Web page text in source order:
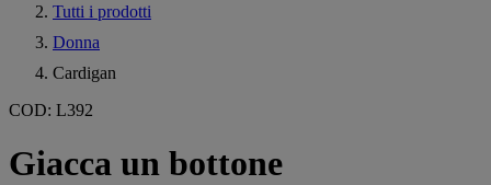
Tutti i prodotti
Donna
Cardigan
COD: L392
Giacca un bottone